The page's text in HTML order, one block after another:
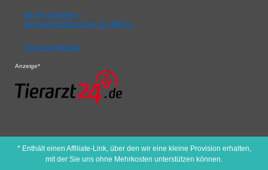
die tierärztinnen –
Gemeinschaftspraxis Dr. Will-H…
Tierärzte Wetzlar
Anzeige*
* Enthält einen Affiliate-Link, über den wir eine kleine Provision erhalten,
mit der Sie uns ohne Mehrkosten unterstützen können.